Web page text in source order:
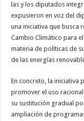
las y los diputados
expusieron en voz del
una iniciativa que busca
Cambio Climático para
materia de políticas de
de las energías
En concreto, la iniciativa
promover el uso
su sustitución gradual
ampliación de